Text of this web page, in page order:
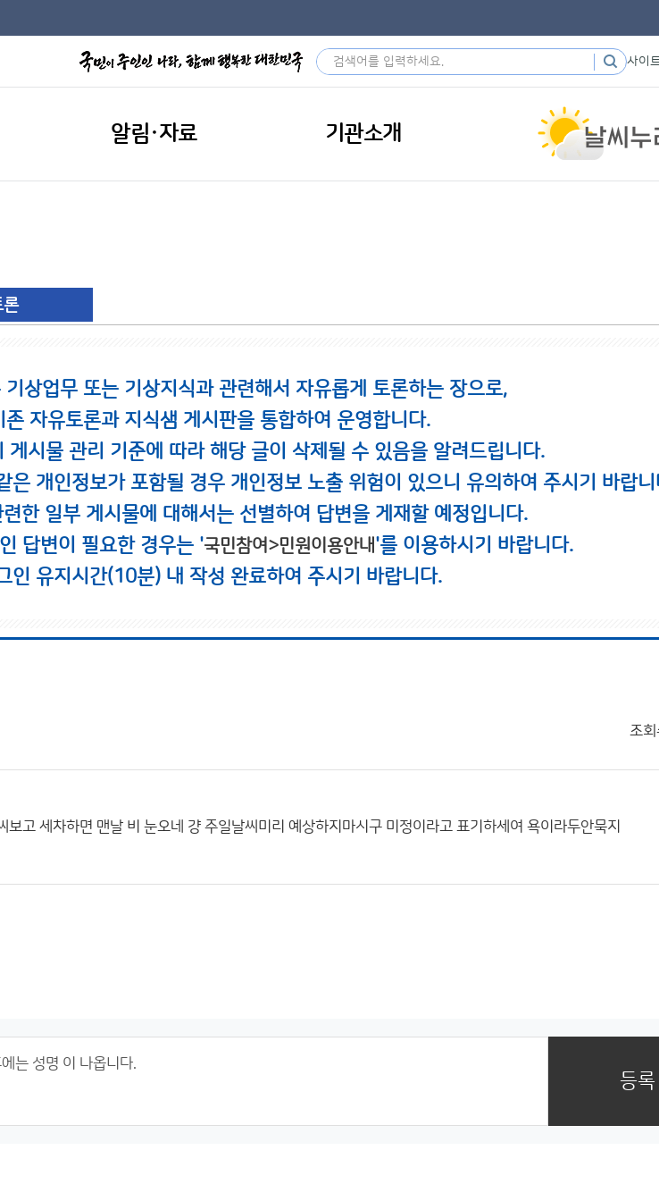
사이
알림·자료 기관소개
론
기상업무 또는 기상지식과 관련해서 자유롭게 토론하는 장으로,
존 자유토론과 지식샘 게시판을 통합하여 운영합니다.
게시물 관리 기준에 따라 해당 글이 삭제될 수 있음을 알려드립니다.
은 개인정보가 포함될 경우 개인정보 노출 위험이 있으니 유의하여 주시기 바랍니
한 일부 게시물에 대해서는 선별하여 답변을 게재할 예정입니다.
답변이 필요한 경우는 '국민참여>민원이용안내'를 이용하시기 바랍니다.
인 유지시간(10분) 내 작성 완료하여 주시기 바랍니다.
조회
고 세차하면 맨날 비 눈오네 걍 주일날씨미리 예상하지마시구 미정이라고 표기하세여 욕이라두안묵지
등록